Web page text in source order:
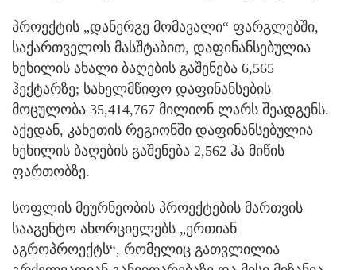
პროექტის „დანერგე მომავალი“ ფარგლებში,
საქართველოს მასშტაბით, დაფინანსებულია
ხეხილის ახალი ბაღების გაშენება 6,565
ჰექტარზე; სახელმწიფო დაფინანსების
მოცულობა 35,414,767 მილიონ ლარს შეადგენს.
აქედან, კახეთის რეგიონში დაფინანსებულია
ხეხილის ბაღების გაშენება 2,562 ჰა მიწის
ფართობზე.
სოფლის მეურნეობის პროექტების მართვის
სააგენტო ახორციელებს „ერთიან
აგროპროექტს“, რომელიც გათვლილია